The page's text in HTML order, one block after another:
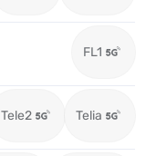
FL1
Tele2 Telia